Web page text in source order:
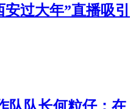
过大年”直播吸引